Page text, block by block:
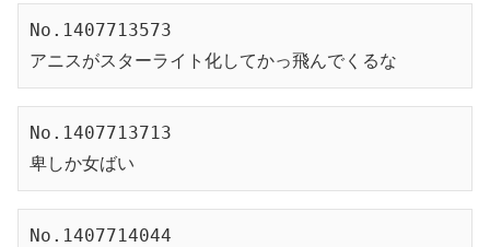
No.1407713573
アニスがスターライト化してかっ飛んでくるな
No.1407713713
卑しか女ばい
No.1407714044